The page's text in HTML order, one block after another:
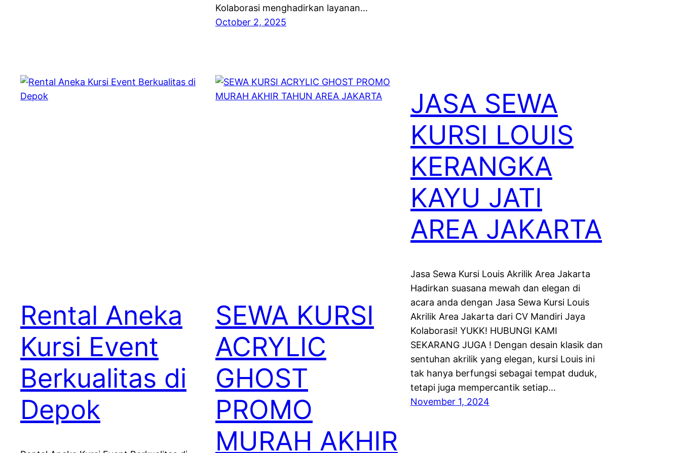
Kolaborasi menghadirkan layanan…
October 2, 2025
Rental Aneka
Kursi Event
Berkualitas di
Depok
SEWA KURSI
ACRYLIC
GHOST
PROMO
MURAH AKHIR
JASA SEWA
KURSI LOUIS
KERANGKA
KAYU JATI
AREA JAKARTA
Jasa Sewa Kursi Louis Akrilik Area Jakarta
Hadirkan suasana mewah dan elegan di
acara anda dengan Jasa Sewa Kursi Louis
Akrilik Area Jakarta dari CV Mandiri Jaya
Kolaborasi! YUKK! HUBUNGI KAMI
SEKARANG JUGA ! Dengan desain klasik dan
sentuhan akrilik yang elegan, kursi Louis ini
tak hanya berfungsi sebagai tempat duduk,
tetapi juga mempercantik setiap…
November 1, 2024